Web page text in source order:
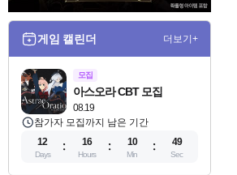
게임 캘린더 더보기+
모집
08.19
아스오라 CBT 모집
참가자 모집까지 남은 기간
12
Days
16
Hours
10
Min
48
Sec